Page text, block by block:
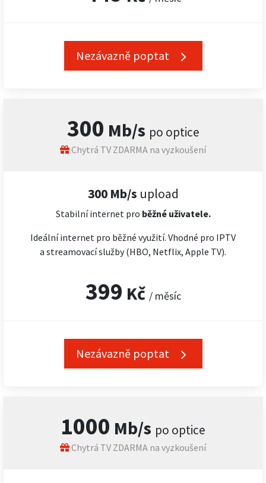
300 Mb/s po optice
Chytrá TV ZDARMA na vyzkoušení
300 Mb/s upload
Stabilní internet pro běžné uživatele.
Ideální internet pro běžné využití. Vhodné pro IPTV
a streamovací služby (HBO, Netflix, Apple TV).
399 Kč / měsíc
Nezávazně poptat
Nezávazně poptat
1000 Mb/s po optice
Chytrá TV ZDARMA na vyzkoušení